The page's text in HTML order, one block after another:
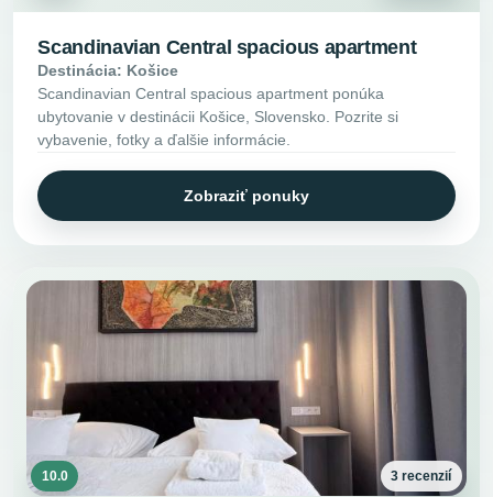
Scandinavian Central spacious apartment
Destinácia: Košice
Scandinavian Central spacious apartment ponúka
ubytovanie v destinácii Košice, Slovensko. Pozrite si
vybavenie, fotky a ďalšie informácie.
Zobraziť ponuky
10.0 3 recenzií